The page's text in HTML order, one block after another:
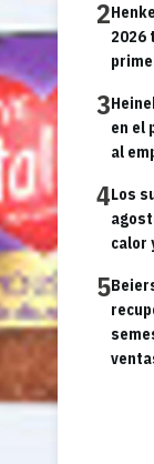
2
2026
3
en el
al
4Los
calor
5